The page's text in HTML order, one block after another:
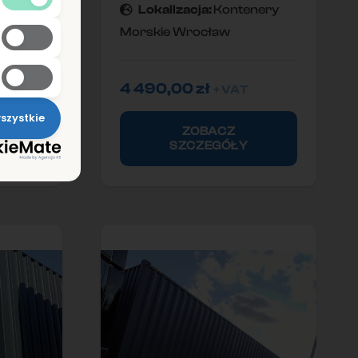
Lokallzacja: Kontenery
Morskie Wrocław
4 490,00zł
ZOBACZ
SZCZEGÓŁY